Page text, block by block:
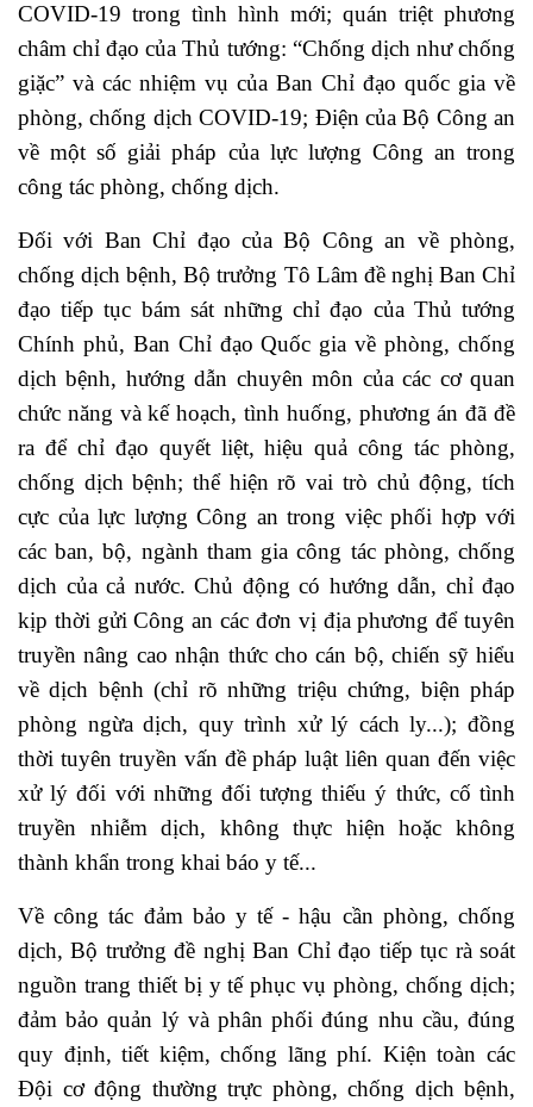
COVID-19 trong tình hình mới; quán triệt phương
châm chỉ đạo của Thủ tướng: “Chống dịch như chống
giặc” và các nhiệm vụ của Ban Chỉ đạo quốc gia về
phòng, chống dịch COVID-19; Điện của Bộ Công an
về một số giải pháp của lực lượng Công an trong
công tác phòng, chống dịch.
Đối với Ban Chỉ đạo của Bộ Công an về phòng,
chống dịch bệnh, Bộ trưởng Tô Lâm đề nghị Ban Chỉ
đạo tiếp tục bám sát những chỉ đạo của Thủ tướng
Chính phủ, Ban Chỉ đạo Quốc gia về phòng, chống
dịch bệnh, hướng dẫn chuyên môn của các cơ quan
chức năng và kế hoạch, tình huống, phương án đã đề
ra để chỉ đạo quyết liệt, hiệu quả công tác phòng,
chống dịch bệnh; thể hiện rõ vai trò chủ động, tích
cực của lực lượng Công an trong việc phối hợp với
các ban, bộ, ngành tham gia công tác phòng, chống
dịch của cả nước. Chủ động có hướng dẫn, chỉ đạo
kịp thời gửi Công an các đơn vị địa phương để tuyên
truyền nâng cao nhận thức cho cán bộ, chiến sỹ hiểu
về dịch bệnh (chỉ rõ những triệu chứng, biện pháp
phòng ngừa dịch, quy trình xử lý cách ly...); đồng
thời tuyên truyền vấn đề pháp luật liên quan đến việc
xử lý đối với những đối tượng thiếu ý thức, cố tình
truyền nhiễm dịch, không thực hiện hoặc không
thành khẩn trong khai báo y tế...
Về công tác đảm bảo y tế - hậu cần phòng, chống
dịch, Bộ trưởng đề nghị Ban Chỉ đạo tiếp tục rà soát
nguồn trang thiết bị y tế phục vụ phòng, chống dịch;
đảm bảo quản lý và phân phối đúng nhu cầu, đúng
quy định, tiết kiệm, chống lãng phí. Kiện toàn các
Đội cơ động thường trực phòng, chống dịch bệnh,